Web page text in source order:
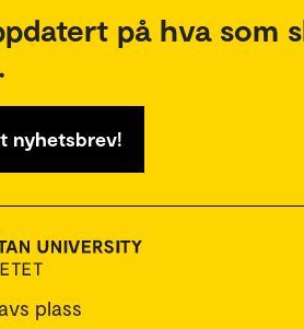
på hva som
nyhetsbrev!
plass